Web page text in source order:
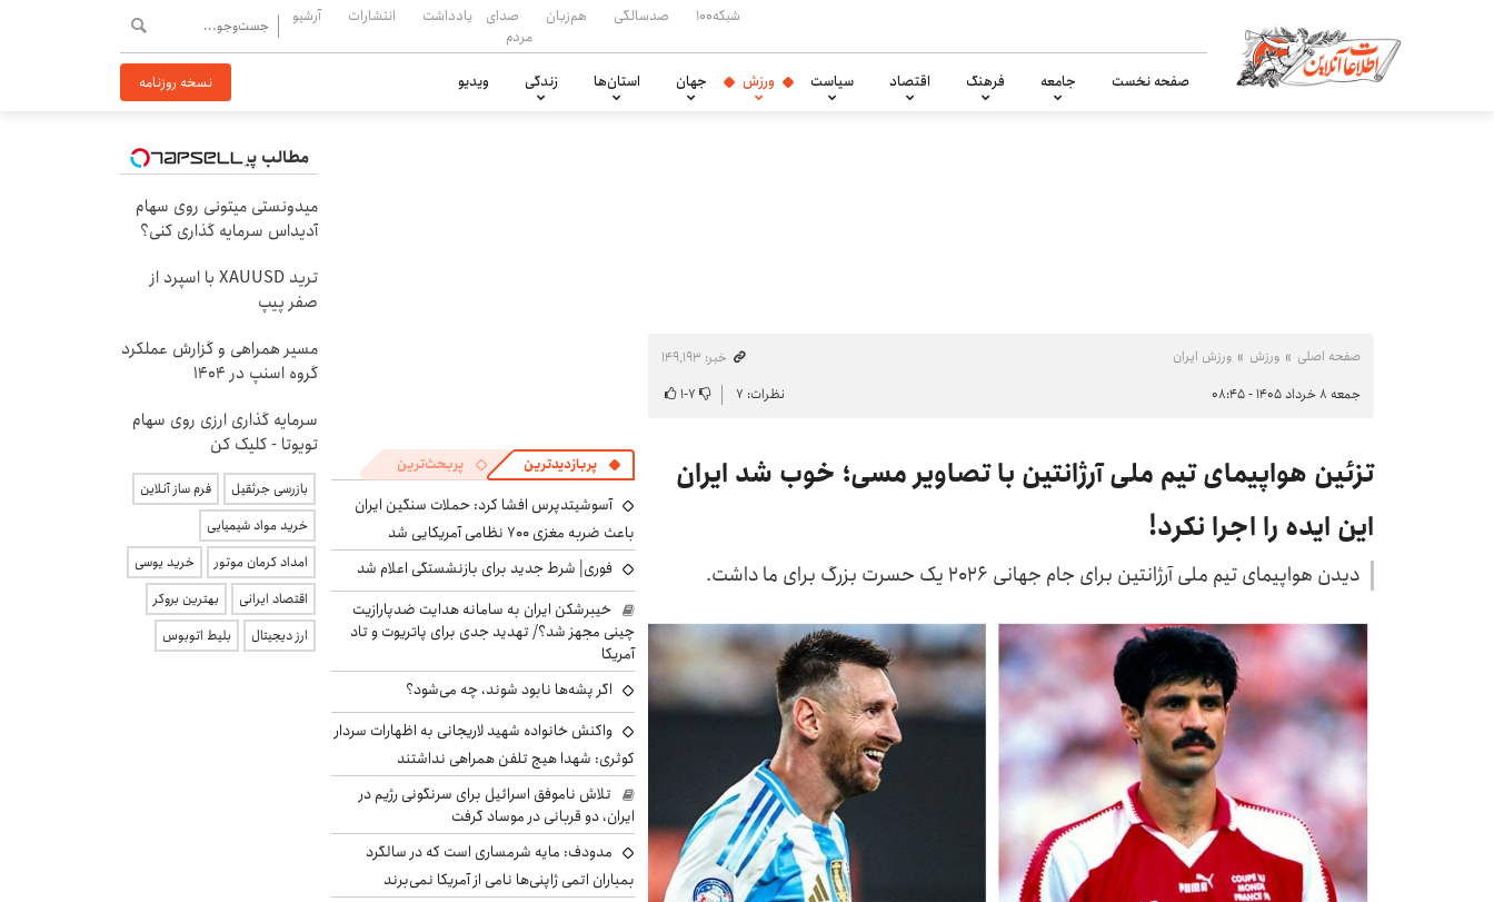
شبکه۱۰۰ صدسالگی هم‌زبان
صدای
مردم
یادداشت انتشارات آرشیو
صفحه نخست جامعه فرهنگ اقتصاد سیاست ورزش جهان استان‌ها زندگی ویدیو نسخه روزنامه
صفحه اصلی ورزش ورزش ایران
خبر: ۱۴۹٬۱۹۳
جمعه ۸ خرداد ۱۴۰۵ - ۰۸:۴۵
نظرات: ۷ ۷-۱
تزئین هواپیمای تیم ملی آرژانتین با تصاویر مسی؛ خوب شد ایران
این ایده را اجرا نکرد!
دیدن هواپیمای تیم ملی آرژانتین برای جام جهانی ۲۰۲۶ یک حسرت بزرگ برای ما داشت.
پربازدیدترین پربحث‌ترین
آسوشیتدپرس افشا کرد: حملات سنگین ایران
باعث ضربه مغزی ۷۰۰ نظامی آمریکایی شد
فوری| شرط جدید برای بازنشستگی اعلام شد
خیبرشکن ایران به سامانه هدایت ضدپارازیت
چینی مجهز شد؟/ تهدید جدی برای پاتریوت و تاد
آمریکا
اگر پشه‌ها نابود شوند، چه می‌شود؟
واکنش خانواده شهید لاریجانی به اظهارات سردار
کوثری: شهدا هیچ تلفن همراهی نداشتند
تلاش ناموفق اسرائیل برای سرنگونی رژیم در
ایران، دو قربانی در موساد گرفت
مدودف: مایه شرمساری است که در سالگرد
بمباران اتمی ژاپنی‌ها نامی از آمریکا نمی‌برند
مطالب پیشنهادی
میدونستی میتونی روی سهام
آدیداس سرمایه گذاری کنی؟
ترید XAUUSD با اسپرد از
صفر پیپ
مسیر همراهی و گزارش عملکرد
گروه اسنپ در ۱۴۰۴
سرمایه گذاری ارزی روی سهام
تویوتا - کلیک کن
بازرسی جرثقیل
فرم ساز آنلاین
خرید مواد شیمیایی
امداد کرمان موتور
خرید یوسی
اقتصاد ایرانی
بهترین بروکر
ارز دیجیتال
بلیط اتوبوس